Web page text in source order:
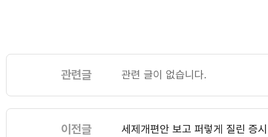
관련글 관련 글이 없습니다.
이전글 세제개편안 보고 퍼렇게 질린 증